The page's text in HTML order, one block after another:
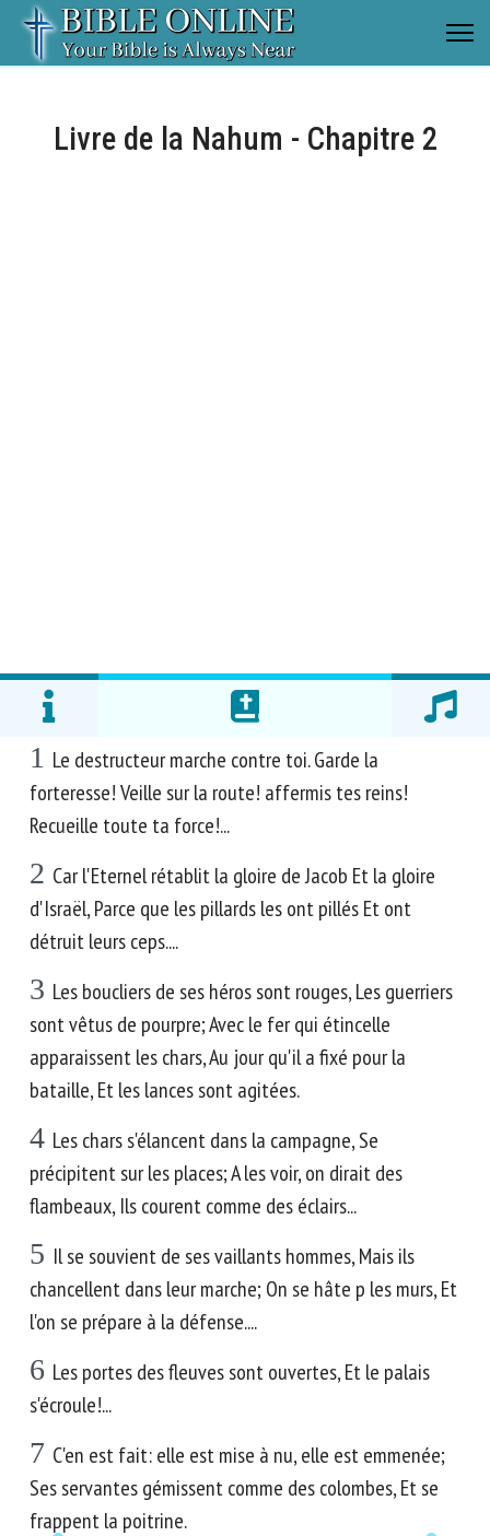
Livre de la Nahum - Chapitre 2
1 Le destructeur marche contre toi. Garde la
forteresse! Veille sur la route! affermis tes reins!
Recueille toute ta force!...
2 Car l'Eternel rétablit la gloire de Jacob Et la gloire
d'Israël, Parce que les pillards les ont pillés Et ont
détruit leurs ceps....
3 Les boucliers de ses héros sont rouges, Les guerriers
sont vêtus de pourpre; Avec le fer qui étincelle
apparaissent les chars, Au jour qu'il a fixé pour la
bataille, Et les lances sont agitées.
4 Les chars s'élancent dans la campagne, Se
précipitent sur les places; A les voir, on dirait des
flambeaux, Ils courent comme des éclairs...
5 Il se souvient de ses vaillants hommes, Mais ils
chancellent dans leur marche; On se hâte p les murs, Et
l'on se prépare à la défense....
6 Les portes des fleuves sont ouvertes, Et le palais
s'écroule!...
7 C'en est fait: elle est mise à nu, elle est emmenée;
Ses servantes gémissent comme des colombes, Et se
frappent la poitrine.